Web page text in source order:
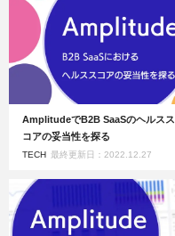
AmplitudeでB2B SaaSのヘルスス
コアの妥当性を探る
TECH 最終更新日：2022.12.27